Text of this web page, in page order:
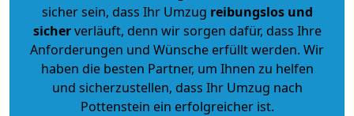
sicher sein, dass Ihr Umzug reibungslos und
sicherverläuft, denn wir sorgen dafür, dass Ihre
Anforderungen und Wünsche erfüllt werden. Wir
haben die besten Partner, um Ihnen zu helfen
und sicherzustellen, dass Ihr Umzug nach
Pottenstein ein erfolgreicher ist.